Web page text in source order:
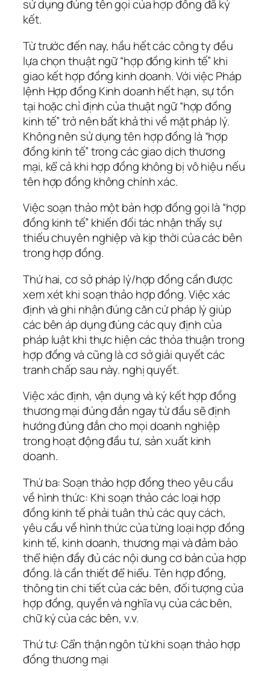
sử dụng đúng tên gọi của hợp đồng đã ký
kết.
Từ trước đến nay, hầu hết các công ty đều
lựa chọn thuật ngữ “hợp đồng kinh tế” khi
giao kết hợp đồng kinh doanh. Với việc Pháp
lệnh Hợp đồng Kinh doanh hết hạn, sự tồn
tại hoặc chỉ định của thuật ngữ “hợp đồng
kinh tế” trở nên bất khả thi về mặt pháp lý.
Không nên sử dụng tên hợp đồng là “hợp
đồng kinh tế” trong các giao dịch thương
mại, kể cả khi hợp đồng không bị vô hiệu nếu
tên hợp đồng không chính xác.
Việc soạn thảo một bản hợp đồng gọi là “hợp
đồng kinh tế” khiến đối tác nhận thấy sự
thiếu chuyên nghiệp và kịp thời của các bên
trong hợp đồng.
Thứ hai, cơ sở pháp lý/hợp đồng cần được
xem xét khi soạn thảo hợp đồng. Việc xác
định và ghi nhận đúng căn cứ pháp lý giúp
các bên áp dụng đúng các quy định của
pháp luật khi thực hiện các thỏa thuận trong
hợp đồng và cũng là cơ sở giải quyết các
tranh chấp sau này. nghị quyết.
Việc xác định, vận dụng và ký kết hợp đồng
thương mại đúng đắn ngay từ đầu sẽ định
hướng đúng đắn cho mọi doanh nghiệp
trong hoạt động đầu tư, sản xuất kinh
doanh.
Thứ ba: Soạn thảo hợp đồng theo yêu cầu
về hình thức: Khi soạn thảo các loại hợp
đồng kinh tế phải tuân thủ các quy cách,
yêu cầu về hình thức của từng loại hợp đồng
kinh tế, kinh doanh, thương mại và đảm bảo
thể hiện đầy đủ các nội dung cơ bản của hợp
đồng. là cần thiết để hiểu. Tên hợp đồng,
thông tin chi tiết của các bên, đối tượng của
hợp đồng, quyền và nghĩa vụ của các bên,
chữ ký của các bên, v.v.
Thứ tư: Cẩn thận ngôn từ khi soạn thảo hợp
đồng thương mại